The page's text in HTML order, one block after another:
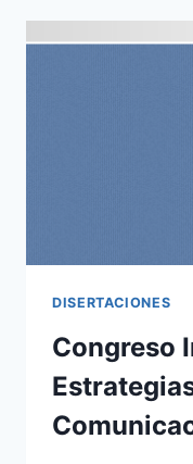
DISERTACIONES
Congreso